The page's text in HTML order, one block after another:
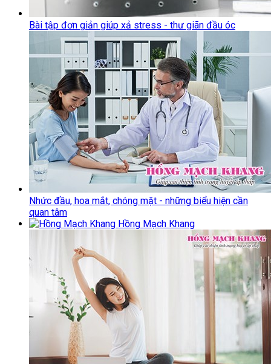
Bài tập đơn giản giúp xả stress - thư giãn đầu óc
Nhức đầu, hoa mắt, chóng mặt - những biểu hiện cần
quan tâm
Hồng Mạch Khang